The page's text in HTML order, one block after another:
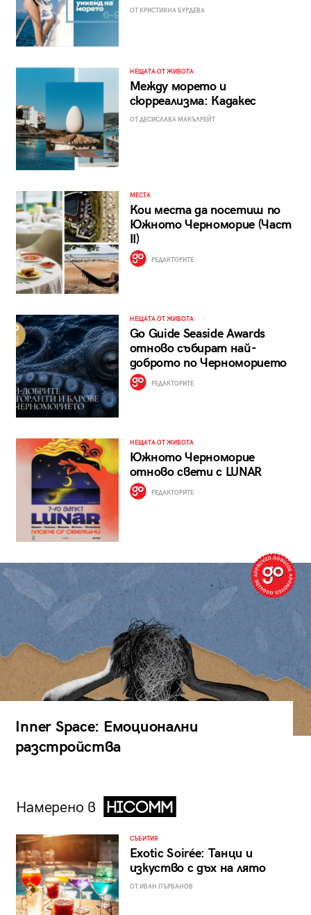
ОТ КРИСТИЯНА БУРДЕВА
НЕЩАТА ОТ ЖИВОТА
Между морето и
сюрреализма: Кадакес
ОТ ДЕСИСЛАВА МАКЪЛРЕЙТ
МЕСТА
Кои места да посетиш по
Южното Черноморие (Част
II)
РЕДАКТОРИТЕ
НЕЩАТА ОТ ЖИВОТА
Go Guide Seaside Awards
отново събират най-
доброто по Черноморието
РЕДАКТОРИТЕ
НЕЩАТА ОТ ЖИВОТА
Южното Черноморие
отново свети с LUNAR
РЕДАКТОРИТЕ
Inner Space: Емоционални
разстройства
Намерено в
СЪБИТИЯ
Exotic Soirée: Танци и
изкуство с дъх на лято
ОТ ИВАН ПЪРВАНОВ